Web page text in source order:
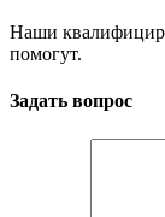
Наши
помогут.
Задать вопрос